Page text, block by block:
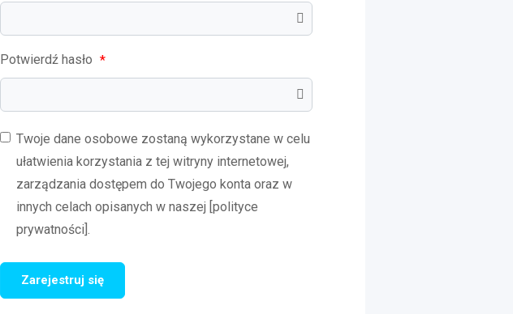
Potwierdź hasło *
Twoje dane osobowe zostaną wykorzystane w celu
ułatwienia korzystania z tej witryny internetowej,
zarządzania dostępem do Twojego konta oraz w
innych celach opisanych w naszej [polityce
prywatności].